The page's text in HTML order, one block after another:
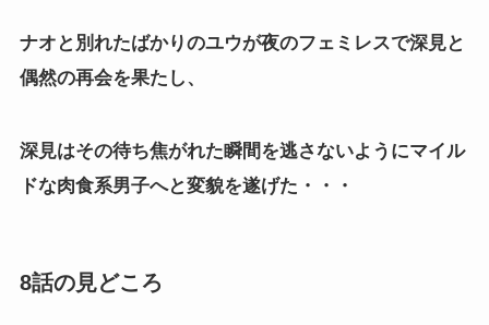
ナオと別れたばかりのユウが夜のフェミレスで深見と
偶然の再会を果たし、
深見はその待ち焦がれた瞬間を逃さないようにマイル
ドな肉食系男子へと変貌を遂げた・・・
8話の見どころ